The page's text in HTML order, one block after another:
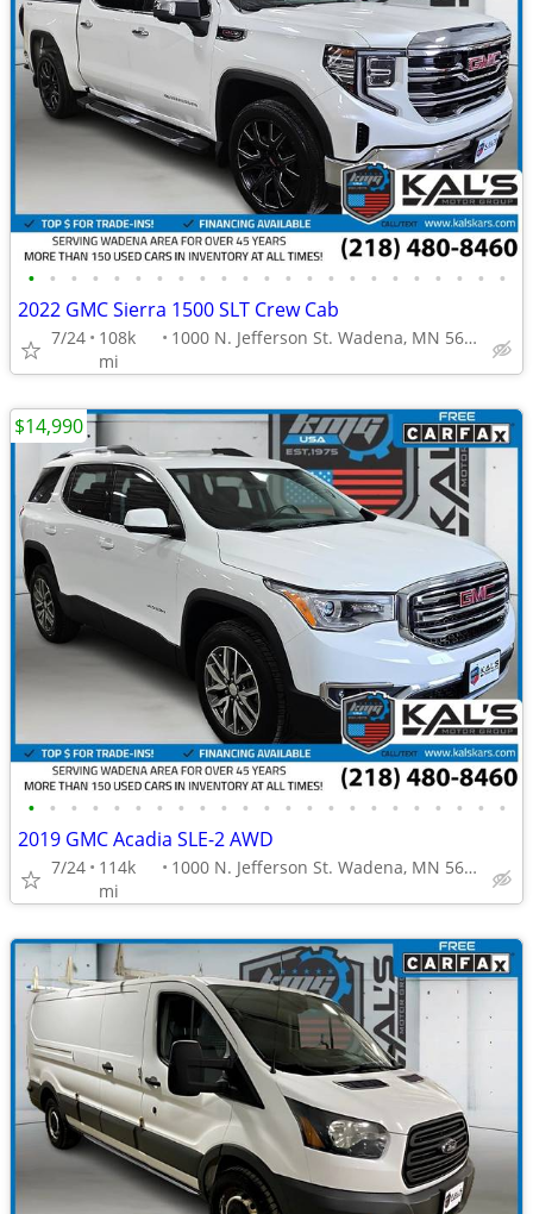
• • • • • • • • • • • • • • • • • • • • • • •
2022 GMC Sierra 1500 SLT Crew Cab
7/24
108k
mi
1000 N. Jefferson St. Wadena, MN 56482
• • • • • • • • • • • • • • • • • • • • • • •
2019 GMC Acadia SLE-2 AWD
7/24
114k
mi
1000 N. Jefferson St. Wadena, MN 56482
$14,990